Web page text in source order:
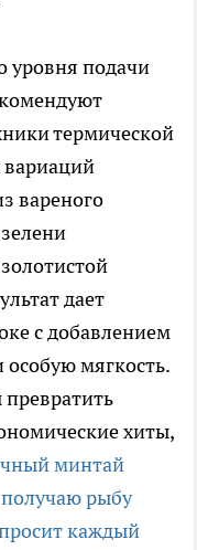
уровня подачи
термической
вариаций
вареного
дает
с добавлением
мягкость.
хиты,
минтай
рыбу
каждый